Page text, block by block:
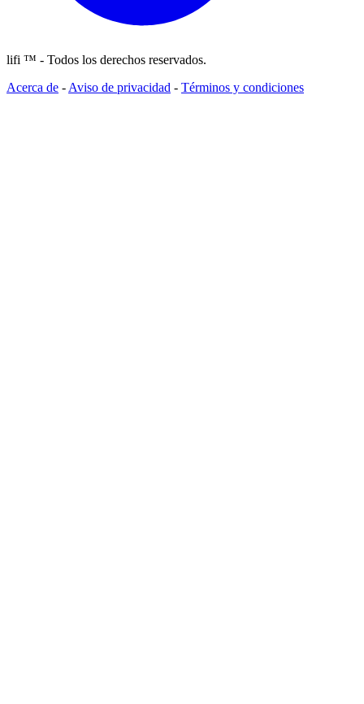
lifi ™ - Todos los derechos reservados.
Acerca de - Aviso de privacidad - Términos y condiciones